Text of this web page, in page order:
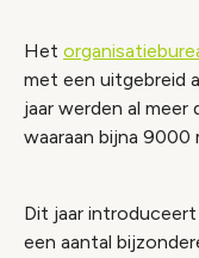
Het
met een uitgebreid
jaar werden al
waaraan bijna 9000
Dit jaar
een aantal